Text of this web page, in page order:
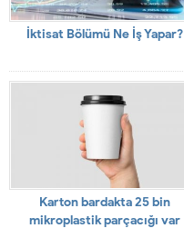
İktisat Bölümü Ne İş Yapar?
Karton bardakta 25 bin
mikroplastik parçacığı var